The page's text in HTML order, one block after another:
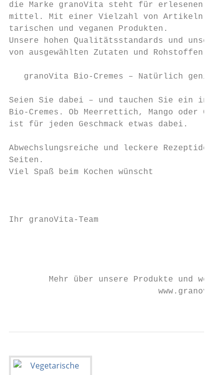
die Marke granoVita steht für erlesenen
mittel. Mit einer Vielzahl von Artikeln
tarischen und veganen Produkten.
Unsere hohen Qualitätsstandards und
von ausgewählten Zutaten und Rohstoffen
granoVita Bio-Cremes – Natürlich
Seien Sie dabei – und tauchen Sie ein in
Bio-Cremes. Ob Meerrettich, Mango oder
ist für jeden Geschmack etwas
Abwechslungsreiche und leckere
Seiten.
Viel Spaß beim Kochen wünscht
Ihr granoVita-Team
Mehr über unsere Produkte und